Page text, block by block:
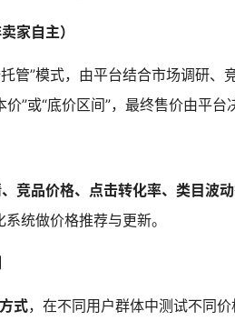
家自主）
管”模式，由平台结合市场调研、
”或“底价区间”，最终售价由平台
竞品价格、点击转化率、类目波动
统做价格推荐与更新。
式，在不同用户群体中测试不同